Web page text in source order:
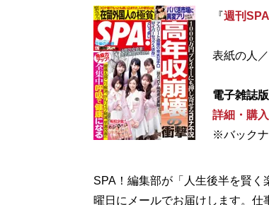
記事一覧へ
『週刊
表紙の人
電子雑誌
詳細・購
※バックナ
SPA！編集部が「人生後半を賢
曜日にメールでお届けします。